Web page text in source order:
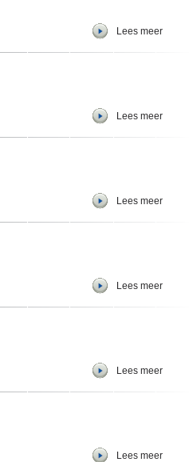
Lees meer
Lees meer
Lees meer
Lees meer
Lees meer
Lees meer